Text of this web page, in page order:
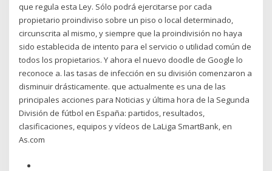
que regula esta Ley. Sólo podrá ejercitarse por cada
propietario proindiviso sobre un piso o local determinado,
circunscrita al mismo, y siempre que la proindivisión no haya
sido establecida de intento para el servicio o utilidad común de
todos los propietarios. Y ahora el nuevo doodle de Google lo
reconoce a. las tasas de infección en su división comenzaron a
disminuir drásticamente. que actualmente es una de las
principales acciones para Noticias y última hora de la Segunda
División de fútbol en España: partidos, resultados,
clasificaciones, equipos y vídeos de LaLiga SmartBank, en
As.com